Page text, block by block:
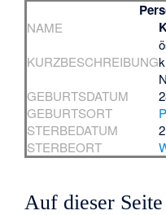
NAME
KURZBESCHREIBUNG
GEBURTSDATUM
GEBURTSORT
STERBEDATUM
STERBEORT
Auf dieser